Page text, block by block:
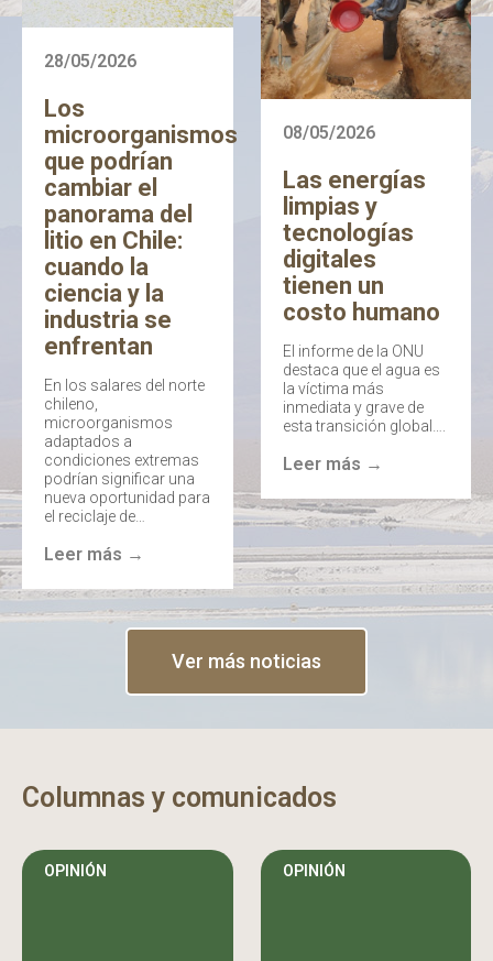
28/05/2026
Los
microorganismos
que podrían
cambiar el
panorama del
litio en Chile:
cuando la
ciencia y la
industria se
enfrentan
En los salares del norte
chileno,
microorganismos
adaptados a
condiciones extremas
podrían significar una
nueva oportunidad para
el reciclaje de…
Leer más →
08/05/2026
Las energías
limpias y
tecnologías
digitales
tienen un
costo humano
El informe de la ONU
destaca que el agua es
la víctima más
inmediata y grave de
esta transición global….
Leer más →
Ver más noticias
Columnas y comunicados
OPINIÓN OPINIÓN